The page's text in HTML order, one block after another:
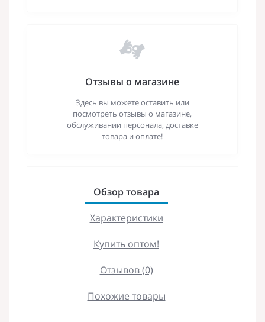
Отзывы о магазине
Здесь вы можете оставить или
посмотреть отзывы о магазине,
обслуживании персонала, доставке
товара и оплате!
Обзор товара
Характеристики
Купить оптом!
Отзывов (0)
Похожие товары